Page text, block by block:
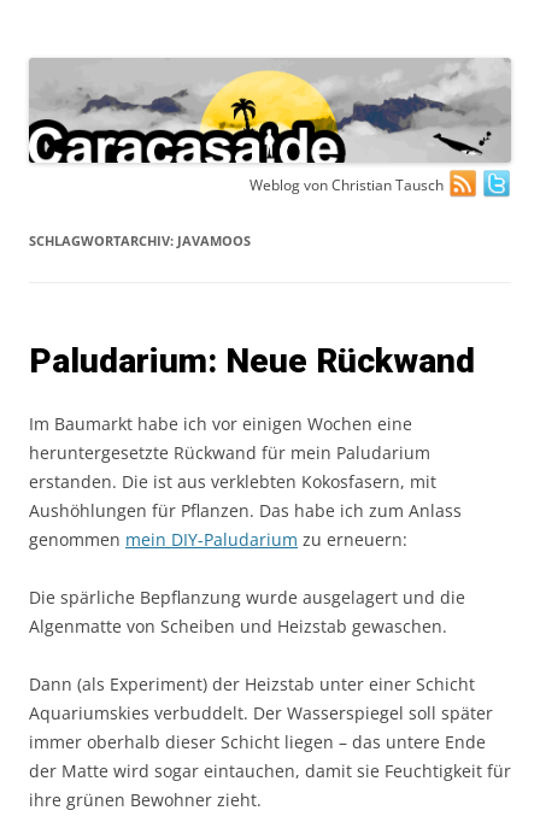
Weblog von Christian Tausch
SCHLAGWORTARCHIV: JAVAMOOS
Paludarium: Neue Rückwand
Im Baumarkt habe ich vor einigen Wochen eine
heruntergesetzte Rückwand für mein Paludarium
erstanden. Die ist aus verklebten Kokosfasern, mit
Aushöhlungen für Pflanzen. Das habe ich zum Anlass
genommen mein DIY-Paludarium zu erneuern:
Die spärliche Bepflanzung wurde ausgelagert und die
Algenmatte von Scheiben und Heizstab gewaschen.
Dann (als Experiment) der Heizstab unter einer Schicht
Aquariumskies verbuddelt. Der Wasserspiegel soll später
immer oberhalb dieser Schicht liegen – das untere Ende
der Matte wird sogar eintauchen, damit sie Feuchtigkeit für
ihre grünen Bewohner zieht.